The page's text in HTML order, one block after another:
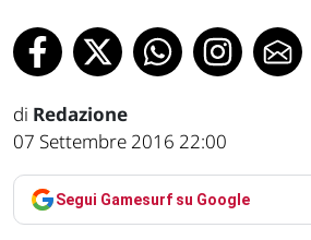
di Redazione
07 Settembre 2016 22:00
Segui Gamesurf su Google